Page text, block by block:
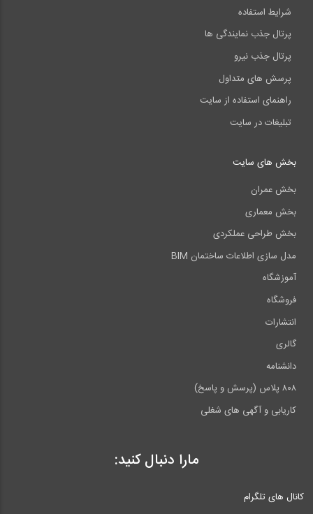
شرایط استفاده
پرتال جذب نمایندگی ها
پرتال جذب نیرو
پرسش های متداول
راهنمای استفاده از سایت
تبلیغات در سایت
بخش های سایت
بخش عمران
بخش معماری
بخش طراحی عملکردی
مدل سازی اطلاعات ساختمان BIM
آموزشگاه
فروشگاه
انتشارات
گالری
دانشنامه
۸۰۸ پلاس (پرسش و پاسخ)
کاریابی و آگهی های شغلی
مارا دنبال کنید:
کانال های تلگرام